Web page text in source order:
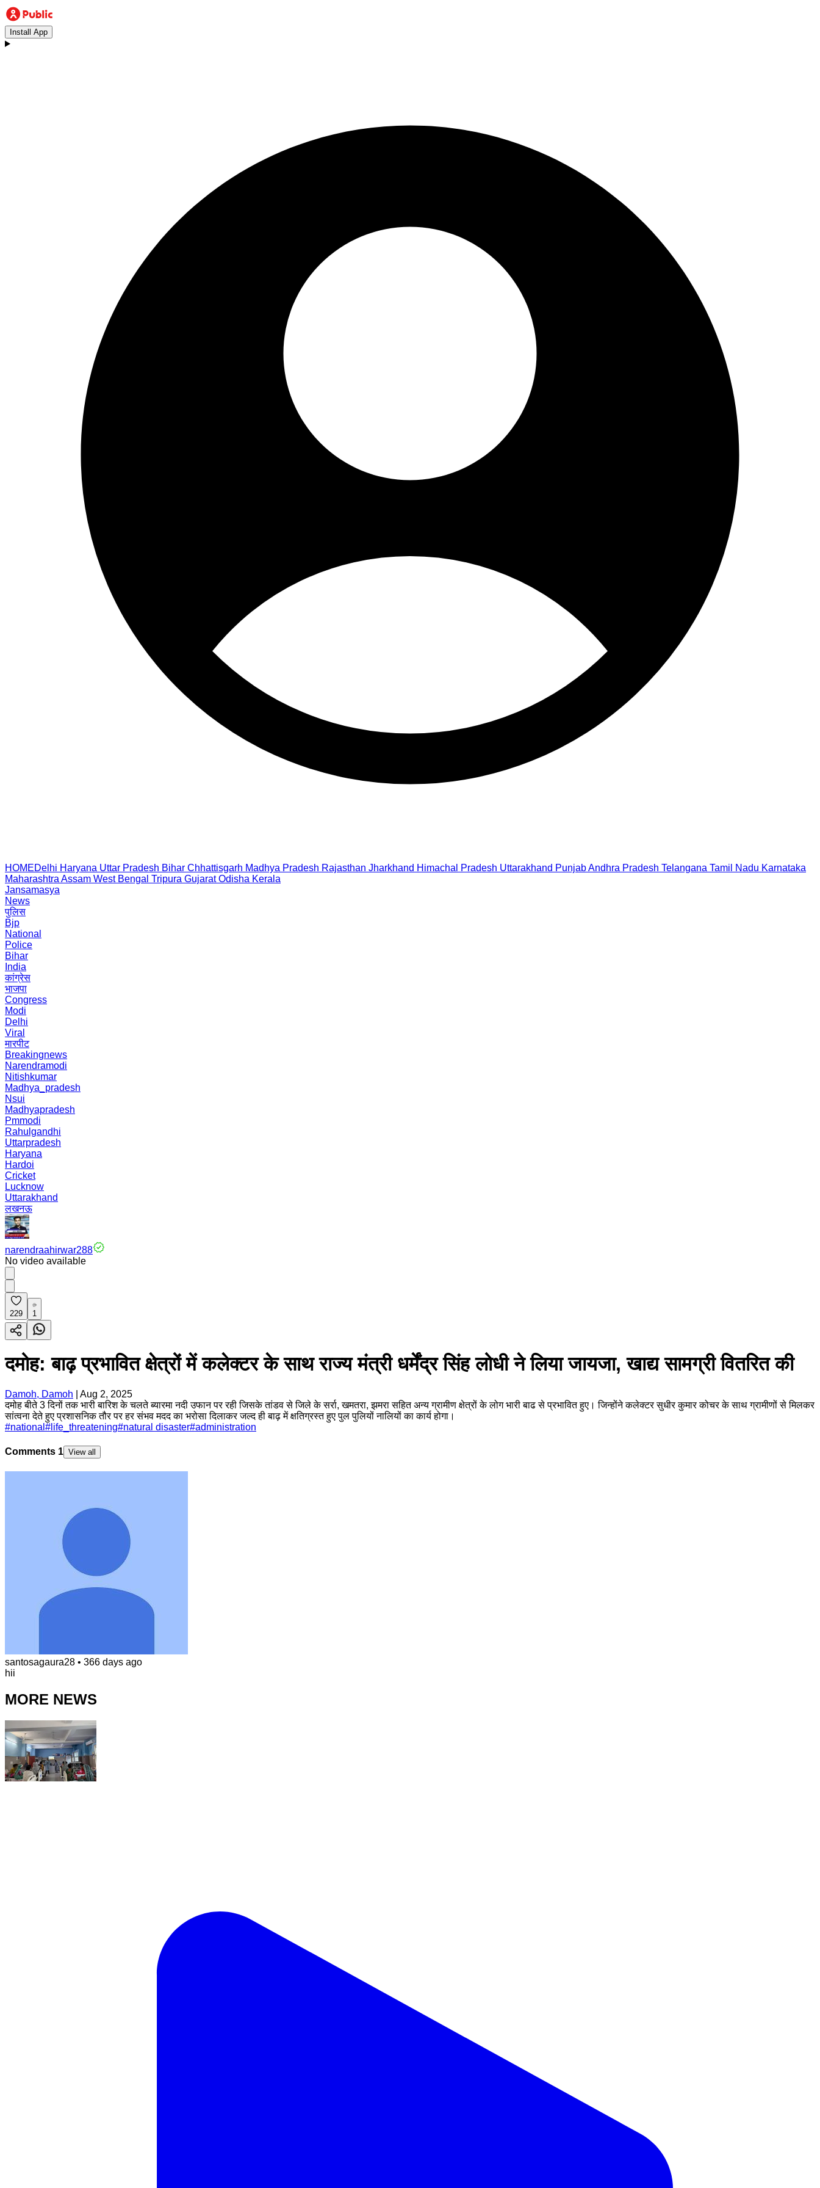
Install App
HOMEDelhi Haryana Uttar Pradesh Bihar Chhattisgarh Madhya Pradesh Rajasthan Jharkhand Himachal Pradesh Uttarakhand PunjabAndhra Pradesh Telangana Tamil Nadu Karnataka
Maharashtra Assam West Bengal Tripura Gujarat Odisha Kerala
Jansamasya
News
पुलिस
Bjp
National
Police
Bihar
India
कांग्रेस
भाजपा
Congress
Modi
Delhi
Viral
मारपीट
Breakingnews
Narendramodi
Nitishkumar
Madhya_pradesh
Nsui
Madhyapradesh
Pmmodi
Rahulgandhi
Uttarpradesh
Haryana
Hardoi
Cricket
Lucknow
Uttarakhand
लखनऊ
narendraahirwar288
No video available
229 1
दमोह: बाढ़ प्रभावित क्षेत्रों में कलेक्टर के साथ राज्य मंत्री धर्मेंद्र सिंह लोधी ने लिया जायजा, खाद्य सामग्री वितरित की
Damoh, Damoh
Aug 2, 2025
दमोह बीते 3 दिनों तक भारी बारिश के चलते ब्यारमा नदी उफान पर रही जिसके तांडव से जिले के सर्रा, खमतरा, झमरा सहित अन्य ग्रामीण क्षेत्रों के लोग भारी बाढ से प्रभावित हुए। जिन्होंने कलेक्टर सुधीर कुमार कोचर के साथ ग्रामीणों से मिलकर
सांत्वना देते हुए प्रशासनिक तौर पर हर संभव मदद का भरोसा दिलाकर जल्द ही बाढ़ में क्षतिग्रस्त हुए पुल पुलियों नालियों का कार्य होगा।
#national # life_threatening#natural disaster#administration
Comments 1 View all
santosagaura28 • 366 days ago
hii
MORE NEWS